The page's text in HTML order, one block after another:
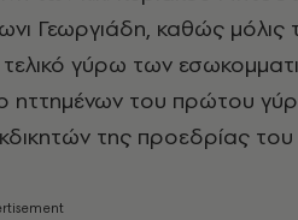
Γεωργιάδη, καθώς μόλις
τελικό γύρω των
ηττημένων του πρώτου
της προεδρίας